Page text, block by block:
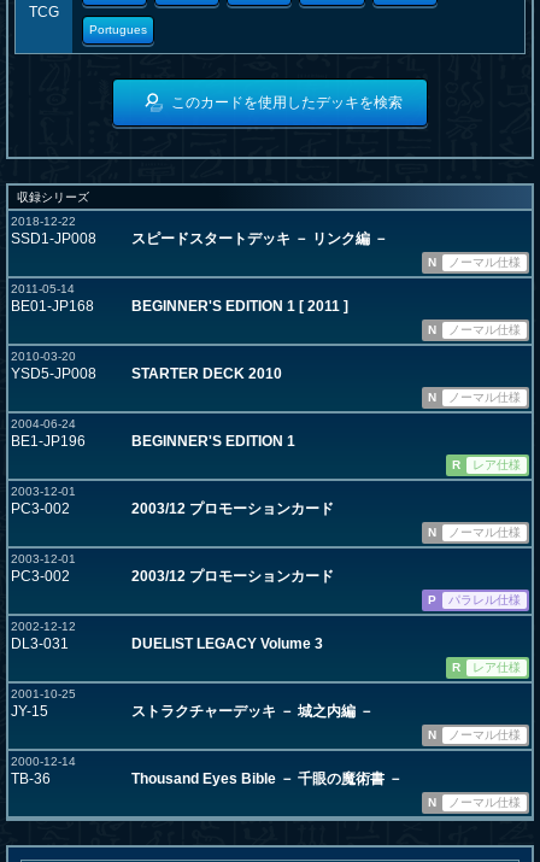
TCG
Portugues
このカードを使用したデッキを検索
収録シリーズ
2018-12-22
SSD1-JP008 スピードスタートデッキ － リンク編 －
N
ノーマル仕様
2011-05-14
BE01-JP168 BEGINNER'S EDITION 1 [ 2011 ]
N
ノーマル仕様
2010-03-20
YSD5-JP008 STARTER DECK 2010
N
ノーマル仕様
2004-06-24
BE1-JP196 BEGINNER'S EDITION 1
R
レア仕様
2003-12-01
PC3-002 2003/12 プロモーションカード
N
ノーマル仕様
2003-12-01
PC3-002 2003/12 プロモーションカード
P
パラレル仕様
2002-12-12
DL3-031 DUELIST LEGACY Volume 3
R
レア仕様
2001-10-25
JY-15 ストラクチャーデッキ － 城之内編 －
N
ノーマル仕様
2000-12-14
TB-36 Thousand Eyes Bible － 千眼の魔術書 －
N ノーマル仕様